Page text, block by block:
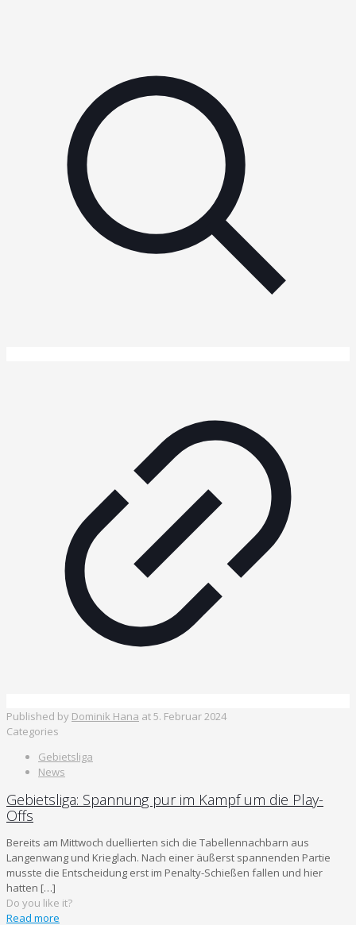
Published by Dominik Hana at5. Februar 2024
Categories
Gebietsliga
News
Gebietsliga: Spannung pur im Kampf um die Play-
Offs
Bereits am Mittwoch duellierten sich die Tabellennachbarn aus
Langenwang und Krieglach. Nach einer äußerst spannenden Partie
musste die Entscheidung erst im Penalty-Schießen fallen und hier
hatten […]
Do you like it?
Read more